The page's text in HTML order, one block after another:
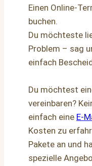
Einen Online-
buchen.
Du möchteste
Problem – sag
einfach
Du möchtest
vereinbaren?
einfach eine E-
Kosten zu
Pakete an und
spezielle